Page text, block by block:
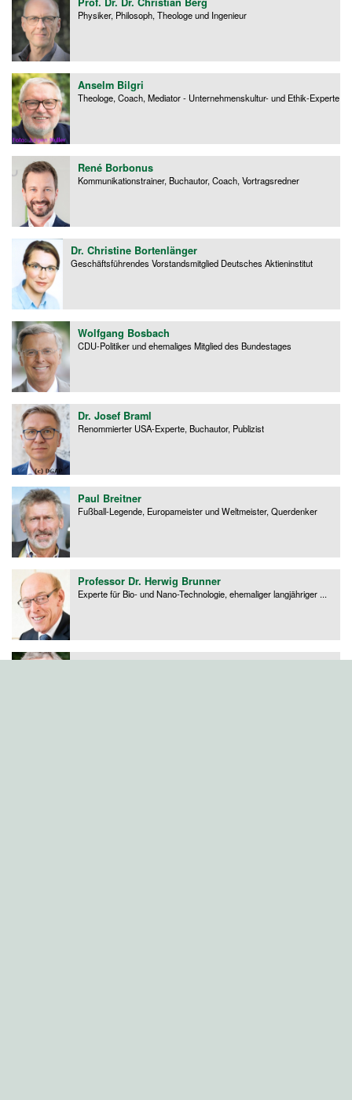
Physiker, Philosoph, Theologe und Ingenieur
Anselm Bilgri
Theologe, Coach, Mediator - Unternehmenskultur- und Ethik-Experte
René Borbonus
Kommunikationstrainer, Buchautor, Coach, Vortragsredner
Dr. Christine Bortenlänger
Geschäftsführendes Vorstandsmitglied Deutsches Aktieninstitut
Wolfgang Bosbach
CDU-Politiker und ehemaliges Mitglied des Bundestages
Dr. Josef Braml
Renommierter USA-Experte, Buchautor, Publizist
Paul Breitner
Fußball-Legende, Europameister und Weltmeister, Querdenker
Professor Dr. Herwig Brunner
Experte für Bio- und Nano-Technologie, ehemaliger langjähriger ...